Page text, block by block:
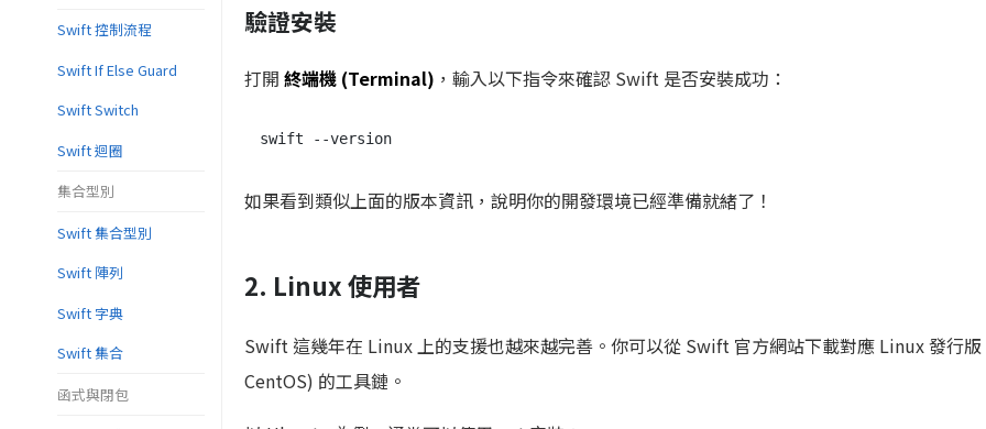
驗證安裝
打開 終端機 (Terminal) ，輸入以下指令來確認 Swift 是否安裝成功：
如果看到類似上面的版本資訊，說明你的開發環境已經準備就緒了！
2. Linux 使用者
Swift 這幾年在 Linux 上的支援也越來越完善。你可以從 Swift 官方網站下載對應 Linux 發行
CentOS) 的工具鏈。
Swift 控制流程
Swift If Else Guard
Swift Switch
Swift 迴圈
集合型別
Swift 集合型別
Swift 陣列
Swift 字典
Swift 集合
函式與閉包